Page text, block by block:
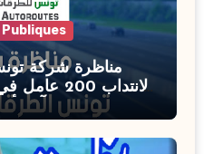
مناظرة شركة
لانتداب
آخر أجل : 21